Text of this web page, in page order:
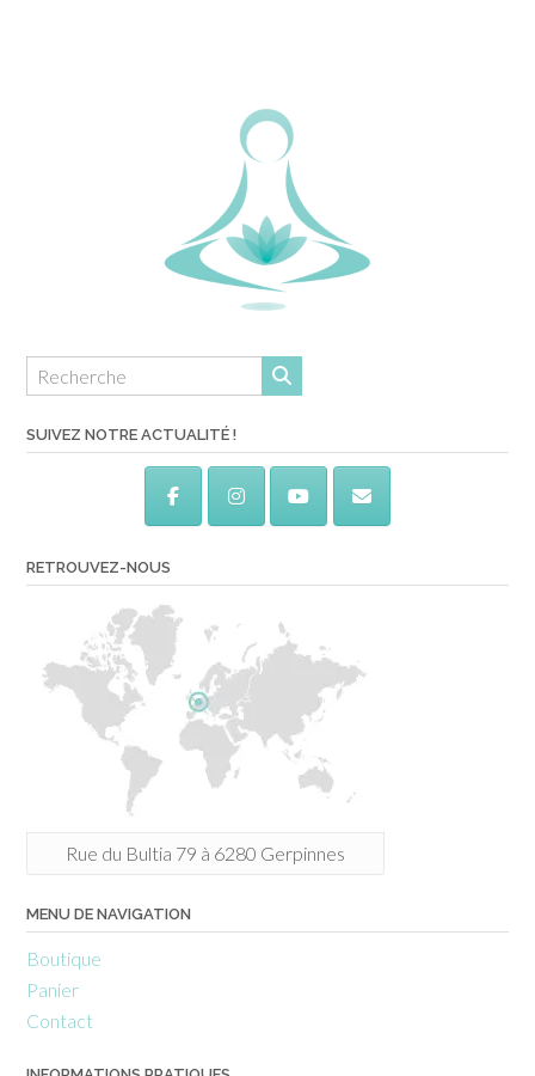
SUIVEZ NOTRE ACTUALITÉ !
RETROUVEZ-NOUS
Rue du Bultia 79 à 6280 Gerpinnes
MENU DE NAVIGATION
Boutique
Panier
Contact